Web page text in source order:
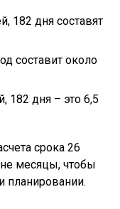
182 дня составят
составит около
182 дня – это 6,5
срока 26
месяцы, чтобы
планировании.